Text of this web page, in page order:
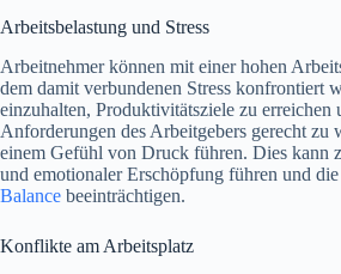
Arbeitsbelastung und Stress
Arbeitnehmer können mit einer hohen
dem damit verbundenen Stress konfrontiert
einzuhalten, Produktivitätsziele zu erreichen
Anforderungen des Arbeitgebers gerecht zu
einem Gefühl von Druck führen. Dies kann
und emotionaler Erschöpfung führen und die
Balance beeinträchtigen.
Konflikte am Arbeitsplatz